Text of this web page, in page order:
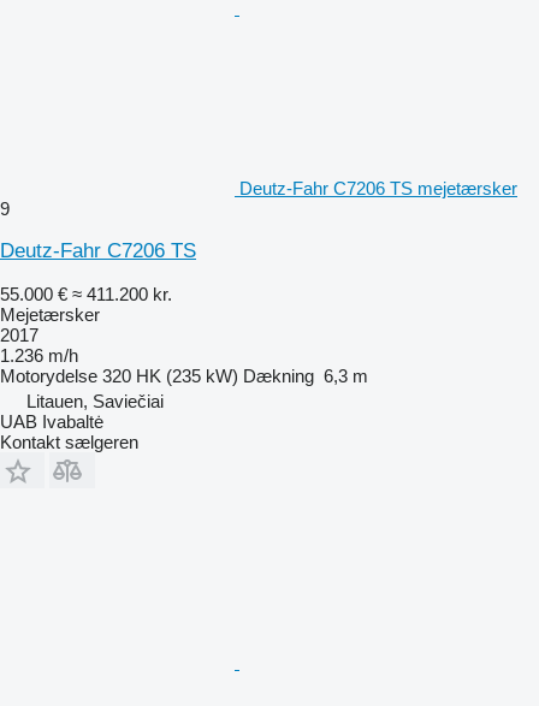
Deutz-Fahr C7206 TS mejetærsker
9
Deutz-Fahr C7206 TS
55.000 € ≈ 411.200 kr.
Mejetærsker
2017
1.236 m/h
Motorydelse 320 HK (235 kW) Dækning 6,3 m
Litauen, Saviečiai
UAB Ivabaltė
Kontakt sælgeren